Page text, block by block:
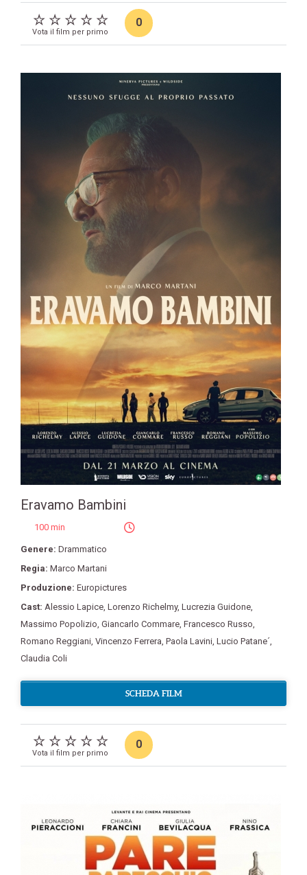
Vota il film per primo
0
Eravamo Bambini
100 min
Genere: Drammatico
Regia: Marco Martani
Produzione: Europictures
Cast: Alessio Lapice Lorenzo Richelmy, Lucrezia Guidone
Massimo Popolizio Giancarlo Commare Francesco Russo
Romano Reggiani Vincenzo Ferrera Paola Lavini Lucio Patane´
Claudia Coli
SCHEDA FILM
Vota il film per primo
0